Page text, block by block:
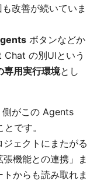
改善が続いていま
ボタンなどか
の別UIという
専用実行環境とし
がこの Agents
です。
ェクトにまたがる
機能との連携」ま
からも読み取れま